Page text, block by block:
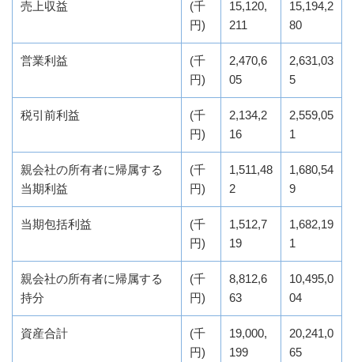
売上収益
(千
円)
15,120,
211
15,194,2
80
営業利益
(千
円)
2,470,6
05
2,631,03
5
税引前利益
(千
円)
2,134,2
16
2,559,05
1
親会社の所有者に帰属する
当期利益
(千
円)
1,511,48
2
1,680,54
9
当期包括利益
(千
円)
1,512,7
19
1,682,19
1
親会社の所有者に帰属する
持分
(千
円)
8,812,6
63
10,495,0
04
資産合計
(千
円)
19,000,
199
20,241,0
65